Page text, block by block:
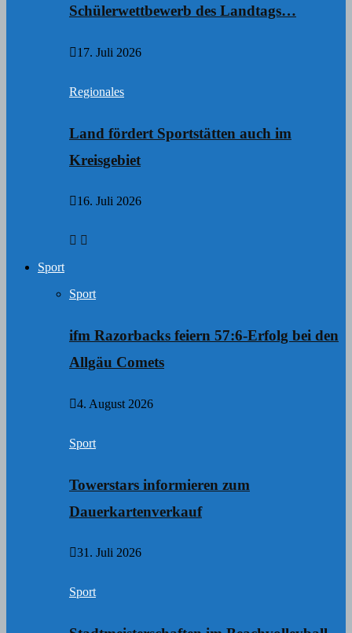
Schülerwettbewerb des Landtags…
17. Juli 2026
Regionales
Land fördert Sportstätten auch im
Kreisgebiet
16. Juli 2026
Sport
Sport
ifm Razorbacks feiern 57:6-Erfolg bei den
Allgäu Comets
4. August 2026
Sport
Towerstars informieren zum
Dauerkartenverkauf
31. Juli 2026
Sport